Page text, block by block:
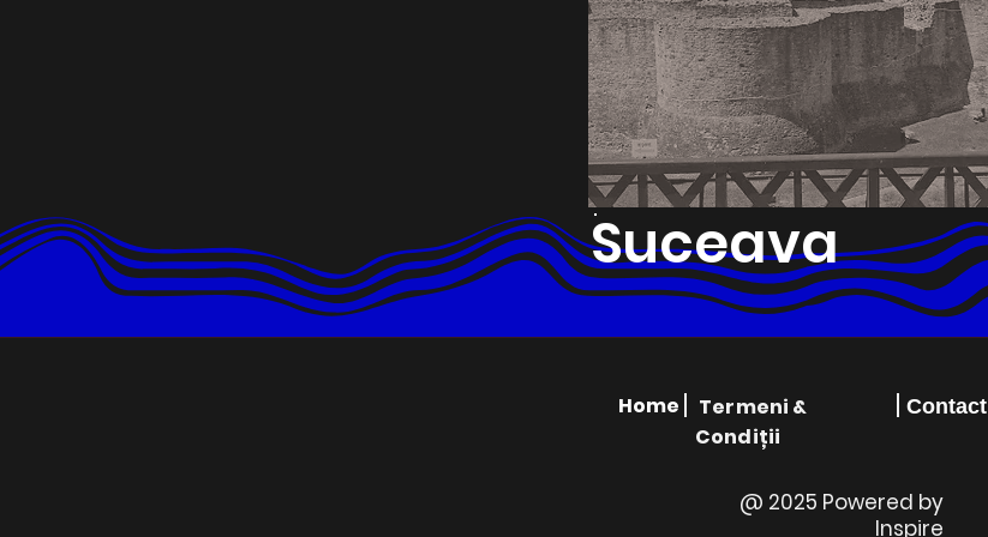
Suceava
Home
Termeni &
Condiții
Contact
@ 2025 Powered by
Inspire